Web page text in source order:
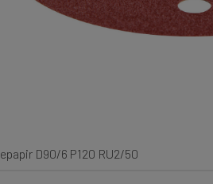
D90/6 P120 RU2/50